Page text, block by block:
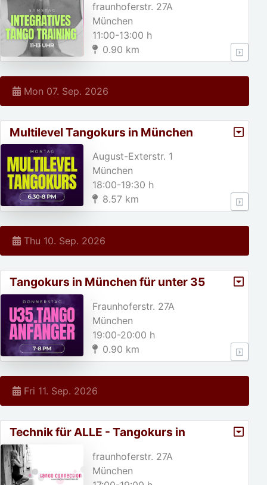
fraunhoferstr. 27A
München
11:00-13:00 h
0.90 km
Mon 07. Sep. 2026
Multilevel Tangokurs in München
August-Exterstr. 1
München
18:00-19:30 h
8.57 km
Thu 10. Sep. 2026
Tangokurs in München für unter 35
jährige!
Fraunhoferstr. 27A
München
19:00-20:00 h
0.90 km
Fri 11. Sep. 2026
Technik für ALLE - Tangokurs in
München
fraunhoferstr. 27A
München